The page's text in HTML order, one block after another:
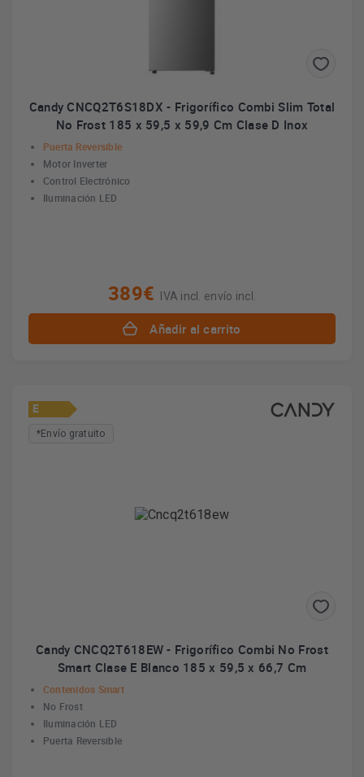
Candy CNCQ2T6S18DX - Frigorífico Combi Slim Total
No Frost 185 x 59,5 x 59,9 Cm Clase D Inox
Puerta Reversible
Motor Inverter
Control Electrónico
Iluminación LED
389€ IVA incl. envío incl.
Añadir al carrito
E
*Envío gratuito
Candy CNCQ2T618EW - Frigorífico Combi No Frost
Smart Clase E Blanco 185 x 59,5 x 66,7 Cm
Contenidos Smart
No Frost
Iluminación LED
Puerta Reversible